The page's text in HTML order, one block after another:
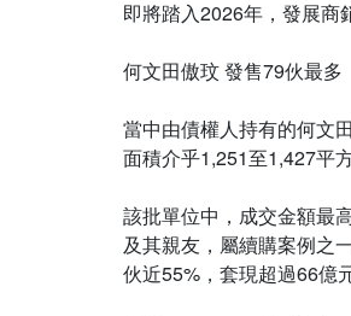
即將踏入2026年，發展商
何文田傲玟 發售79伙最多
當中由債權人持有的何文
面積介乎1,251至1,427平
該批單位中，成交金額最
及其親友，屬續購案例之
伙近55%，套現超過66億元